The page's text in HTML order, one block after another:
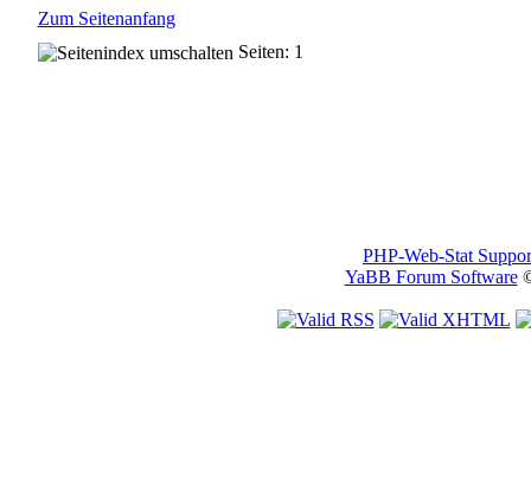
Zum Seitenanfang
Seiten: 1
PHP-Web-Stat
YaBB Forum Software©